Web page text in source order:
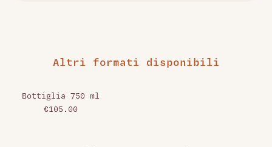
Altri formati disponibili
Bottiglia 750 ml
€105.00